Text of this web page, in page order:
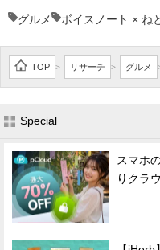
グルメ ボイスノート × ね
TOP > リサーチ > グルメ
Special
スマホ
りクラ